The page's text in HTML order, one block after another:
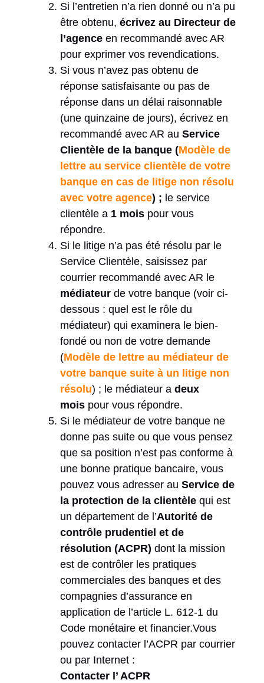
Si l’entretien n’a rien donné ou n’a pu
être obtenu, écrivez au Directeur de
l’agence en recommandé avec AR
pour exprimer vos revendications.
Si vous n’avez pas obtenu de
réponse satisfaisante ou pas de
réponse dans un délai raisonnable
(une quinzaine de jours), écrivez en
recommandé avec AR au Service
Clientèle de la banque (Modèle de
lettre au service clientèle de votre
banque en cas de litige non résolu
avec votre agence) ; le service
clientèle a 1 mois pour vous
répondre.
Si le litige n’a pas été résolu par le
Service Clientèle, saisissez par
courrier recommandé avec AR le
médiateur de votre banque (voir ci-
dessous : quel est le rôle du
médiateur) qui examinera le bien-
fondé ou non de votre demande
(Modèle de lettre au médiateur de
votre banque suite à un litige non
résolu) ; le médiateur a deux
mois pour vous répondre.
Si le médiateur de votre banque ne
donne pas suite ou que vous pensez
que sa position n’est pas conforme à
une bonne pratique bancaire, vous
pouvez vous adresser au Service de
la protection de la clientèle qui est
un département de l’Autorité de
contrôle prudentiel et de
résolution (ACPR) dont la mission
est de contrôler les pratiques
commerciales des banques et des
compagnies d’assurance en
application de l’article L. 612-1 du
Code monétaire et financier.Vous
pouvez contacter l’ACPR par courrier
ou par Internet :
Contacter l’ ACPR